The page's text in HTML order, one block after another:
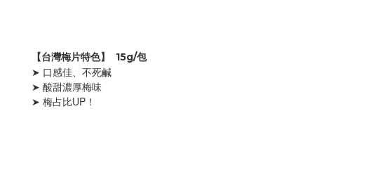
【台灣梅片特色】  15g/包
➤ 口感佳、不死鹹
➤ 酸甜濃厚梅味
➤ 梅占比UP！